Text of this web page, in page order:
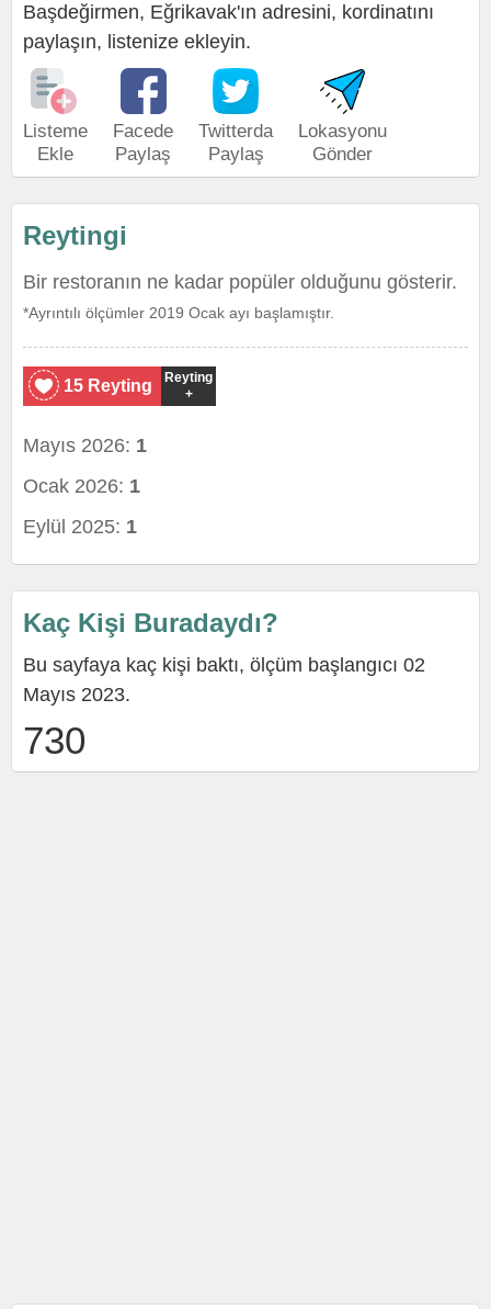
Başdeğirmen, Eğrikavak'ın adresini, kordinatını
paylaşın, listenize ekleyin.
Listeme
Ekle
Facede
Paylaş
Twitterda
Paylaş
Lokasyonu
Gönder
Reytingi
Bir restoranın ne kadar popüler olduğunu gösterir.
*Ayrıntılı ölçümler 2019 Ocak ayı başlamıştır.
15 Reyting
Reyting
+
Mayıs 2026: 1
Ocak 2026: 1
Eylül 2025: 1
Kaç Kişi Buradaydı?
Bu sayfaya kaç kişi baktı, ölçüm başlangıcı 02
Mayıs 2023.
730